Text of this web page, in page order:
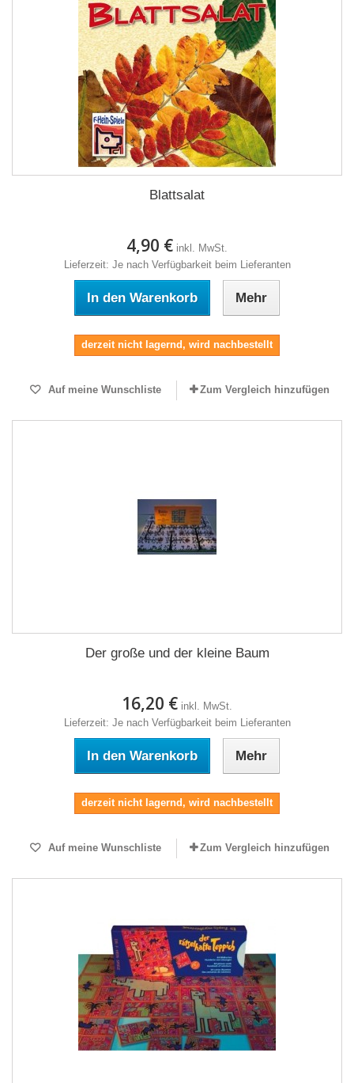
Blattsalat
4,90 € inkl. MwSt.
Lieferzeit: Je nach Verfügbarkeit beim Lieferanten
In den Warenkorb Mehr
derzeit nicht lagernd, wird nachbestellt
Auf meine Wunschliste Zum Vergleich hinzufügen
Der große und der kleine Baum
16,20 € inkl. MwSt.
Lieferzeit: Je nach Verfügbarkeit beim Lieferanten
In den Warenkorb Mehr
derzeit nicht lagernd, wird nachbestellt
Auf meine Wunschliste Zum Vergleich hinzufügen